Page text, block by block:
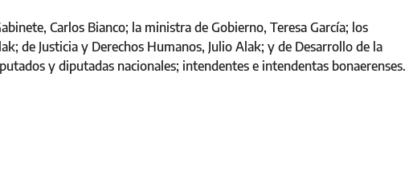
Carlos Bianco; la ministra de Gobierno, Teresa García; los
de Justicia y Derechos Humanos, Julio Alak; y de Desarrollo de la
y diputadas nacionales; intendentes e intendentas bonaerenses.